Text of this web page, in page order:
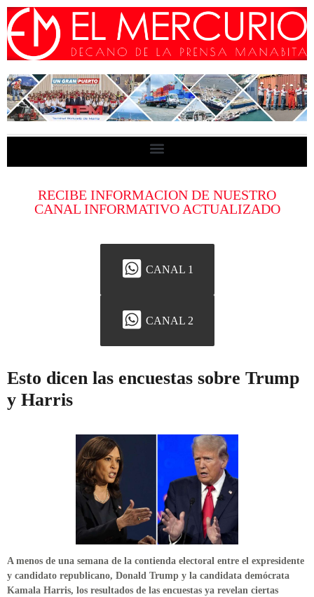
RECIBE INFORMACION DE NUESTRO
CANAL INFORMATIVO ACTUALIZADO
CANAL 1
CANAL 2
Esto dicen las encuestas sobre Trump
y Harris
A menos de una semana de la contienda electoral entre el expresidente
y candidato republicano, Donald Trump y la candidata demócrata
Kamala Harris, los resultados de las encuestas ya revelan ciertas